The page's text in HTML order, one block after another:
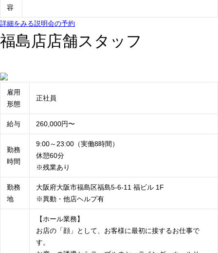
容
詳細をみる説明会の予約
福島店店舗スタッフ
雇用
形態
正社員
給与 260,000円〜
勤務
時間
9:00～23:00（実働8時間）
休憩60分
※残業あり
勤務
地
大阪府大阪市福島区福島5-6-11 福ビル 1F
※異動・他店ヘルプ有
【ホール業務】
お店の「顔」として、お客様に最初に接するお仕事で
す。